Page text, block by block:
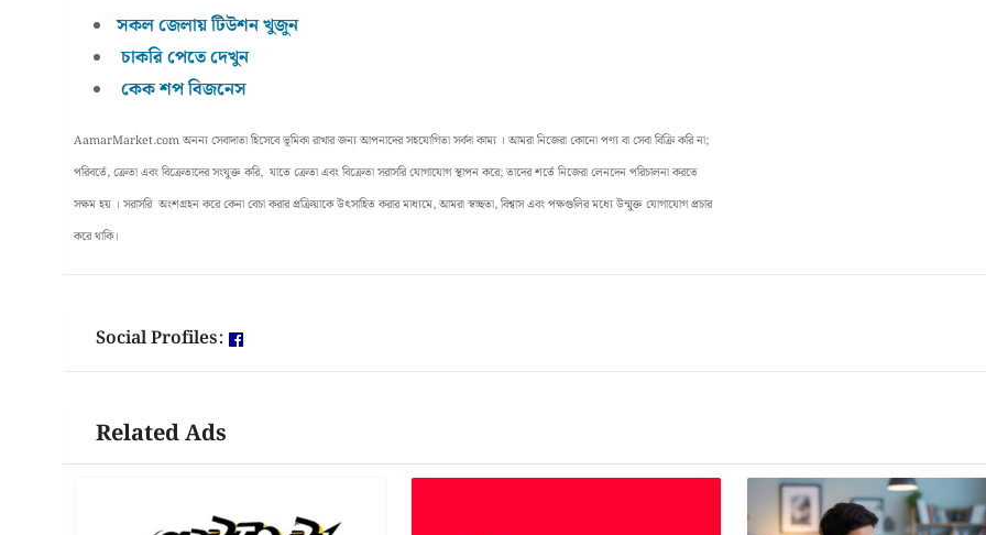
সকল জেলায় টিউশন খুজুন
চাকরি পেতে দেখুন
কেক শপ বিজনেস
AamarMarket.com অনন্য সেবাদাতা হিসেবে ভূমিকা রাখার জন্য আপনাদের সহযোগিতা সর্বদা কাম্য । আমরা নিজেরা কোনো পণ্য বা সেবা বিক্রি করি না;
পরিবর্তে, ক্রেতা এবং বিক্রেতাদের সংযুক্ত করি, যাতে ক্রেতা এবং বিক্রেতা সরাসরি যোগাযোগ স্থাপন করে; তাদের শর্তে নিজেরা লেনদেন পরিচালনা করতে
সক্ষম হয় । সরাসরি অংশগ্রহন করে কেনা বেচা করার প্রক্রিয়াকে উৎসাহিত করার মাধ্যমে, আমরা স্বচ্ছতা, বিশ্বাস এবং পক্ষগুলির মধ্যে উন্মুক্ত যোগাযোগ প্রচার
করে থাকি।
Social Profiles:
Related Ads